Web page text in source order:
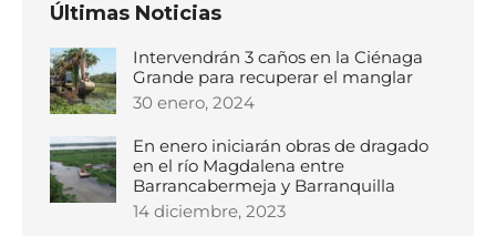
Últimas Noticias
Intervendrán 3 caños en la Ciénaga
Grande para recuperar el manglar
30 enero, 2024
En enero iniciarán obras de dragado
en el río Magdalena entre
Barrancabermeja y Barranquilla
14 diciembre, 2023